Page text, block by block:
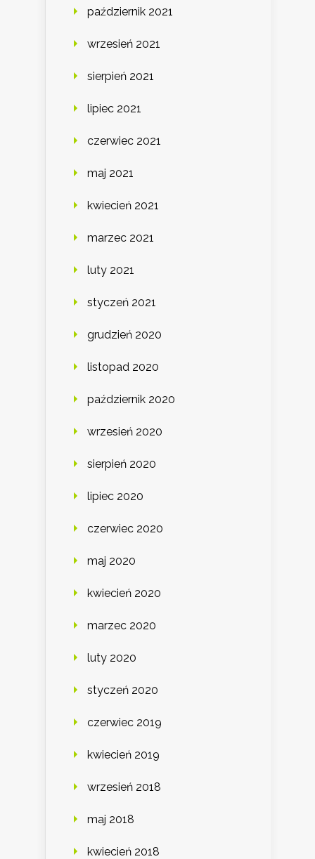
październik 2021
wrzesień 2021
sierpień 2021
lipiec 2021
czerwiec 2021
maj 2021
kwiecień 2021
marzec 2021
luty 2021
styczeń 2021
grudzień 2020
listopad 2020
październik 2020
wrzesień 2020
sierpień 2020
lipiec 2020
czerwiec 2020
maj 2020
kwiecień 2020
marzec 2020
luty 2020
styczeń 2020
czerwiec 2019
kwiecień 2019
wrzesień 2018
maj 2018
kwiecień 2018